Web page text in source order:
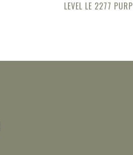
LEVEL LE 2277 PURP